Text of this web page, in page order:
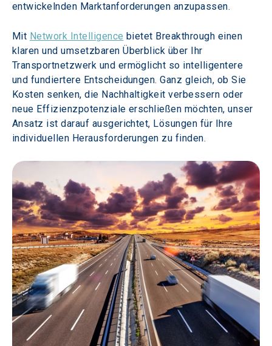
entwickelnden Marktanforderungen anzupassen.
Mit Network Intelligence bietet Breakthrough einen
klaren und umsetzbaren Überblick über Ihr
Transportnetzwerk und ermöglicht so intelligentere
und fundiertere Entscheidungen. Ganz gleich, ob Sie
Kosten senken, die Nachhaltigkeit verbessern oder
neue Effizienzpotenziale erschließen möchten, unser
Ansatz ist darauf ausgerichtet, Lösungen für Ihre
individuellen Herausforderungen zu finden.